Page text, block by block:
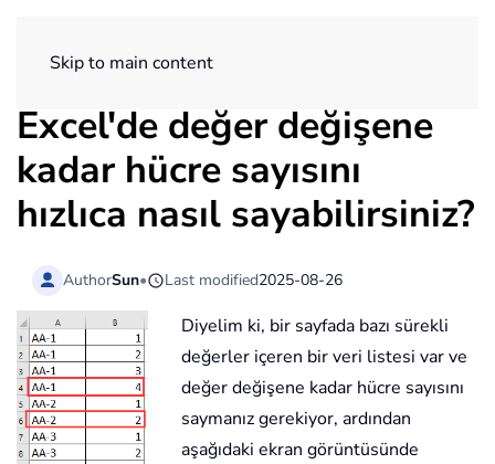
Skip to main content
Excel'de değer değişene
kadar hücre sayısını
hızlıca nasıl sayabilirsiniz?
AuthorSun• Last modified2025-08-26
Diyelim ki, bir sayfada bazı sürekli
değerler içeren bir veri listesi var ve
değer değişene kadar hücre sayısını
saymanız gerekiyor, ardından
aşağıdaki ekran görüntüsünde